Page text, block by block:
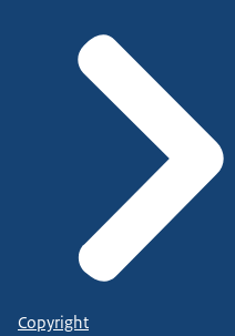
Copyright